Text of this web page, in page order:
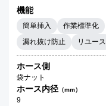
機能
簡単挿入
作業標準化
漏れ抜け防止
リユース
ホース側
袋ナット
ホース内径（mm）
9